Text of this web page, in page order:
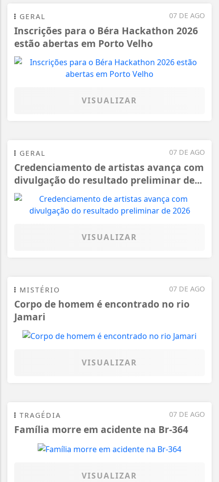
07 DE AGO
GERAL
Inscrições para o Béra Hackathon 2026
estão abertas em Porto Velho
VISUALIZAR
07 DE AGO
GERAL
Credenciamento de artistas avança com
divulgação do resultado preliminar de...
VISUALIZAR
07 DE AGO
MISTÉRIO
Corpo de homem é encontrado no rio
Jamari
VISUALIZAR
07 DE AGO
TRAGÉDIA
Família morre em acidente na Br-364
VISUALIZAR